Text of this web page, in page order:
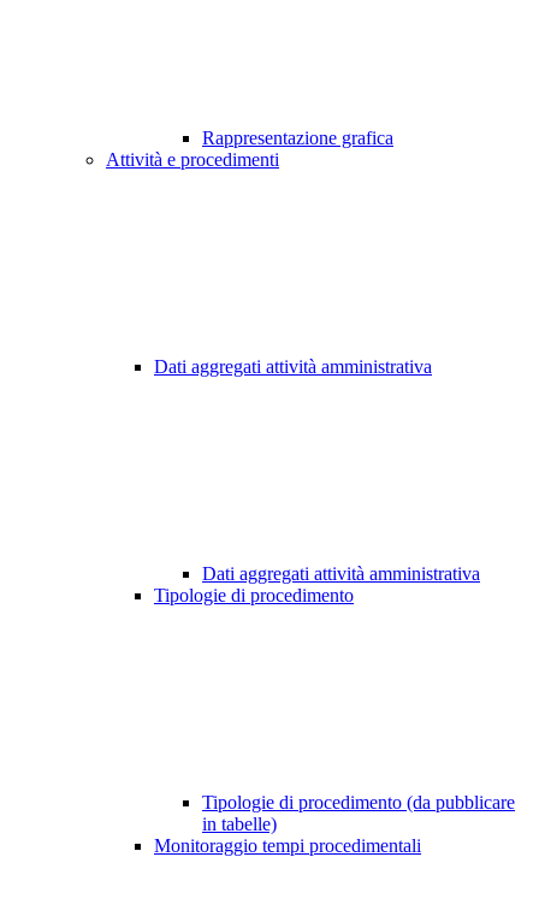
Rappresentazione grafica
Attività e procedimenti
Dati aggregati attività amministrativa
Dati aggregati attività amministrativa
Tipologie di procedimento
Tipologie di procedimento (da pubblicare
in tabelle)
Monitoraggio tempi procedimentali